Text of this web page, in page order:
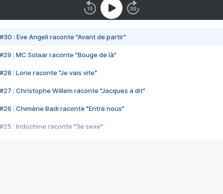
#30 : Eve Angeli raconte "Avant de partir"
#29 : MC Solaar raconte "Bouge de là"
#28 : Lorie raconte "Je vais vite"
#27 : Christophe Willem raconte "Jacques a dit"
#26 : Chimène Badi raconte "Entre nous"
#25 : Indochine raconte "3e sexe"